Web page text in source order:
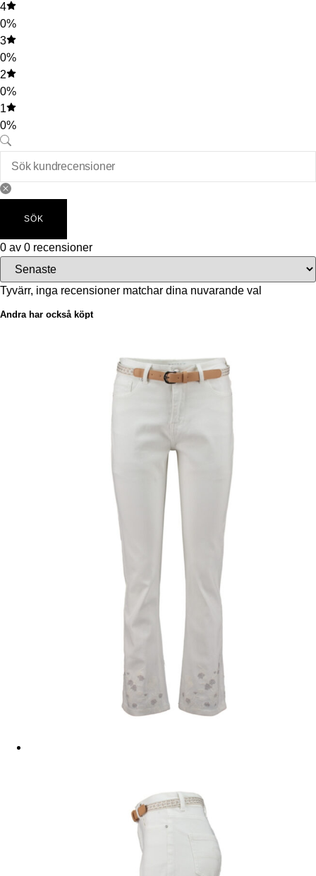
4
0%
3
0%
2
0%
1
0%
SÖK
0 av 0 recensioner
Tyvärr, inga recensioner matchar dina nuvarande val
Andra har också köpt